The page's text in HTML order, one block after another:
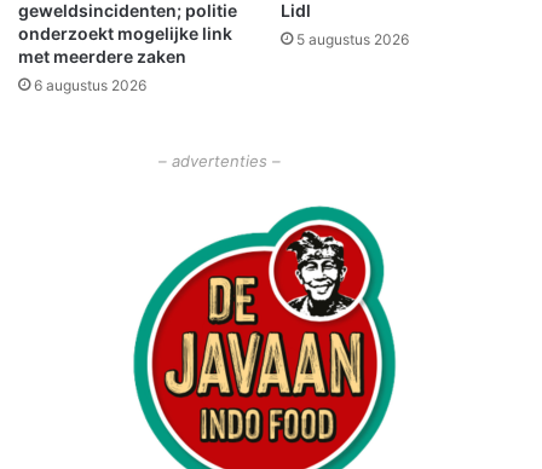
e
v
o
o
geweldsincidenten; politie
onderzoekt mogelijke link
met meerdere zaken
6 augustus 2026
Lidl
5 augustus 2026
– advertenties –